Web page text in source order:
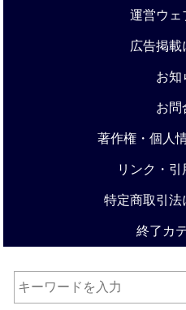
運営ウェ
広告掲載
お知
お問
著作権・個人
リンク・引
特定商取引法
終了カ